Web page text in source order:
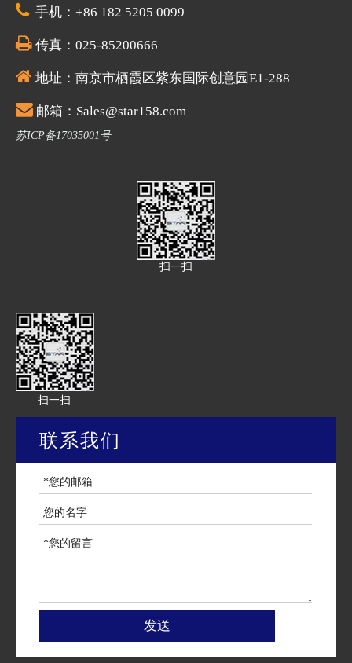
 手机：+86 182 5205 0099
 传真：025-85200666
 地址： 南京市栖霞区紫东国际创意园E1-288
 邮箱：Sales@star158.com
苏ICP备17035001号
扫一扫
扫一扫
联系我们
发送